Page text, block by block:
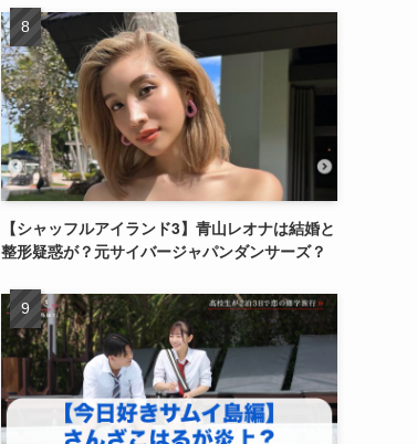
【シャッフルアイランド3】青山レオナは結婚と
整形疑惑が？元サイバージャパンダンサーズ？